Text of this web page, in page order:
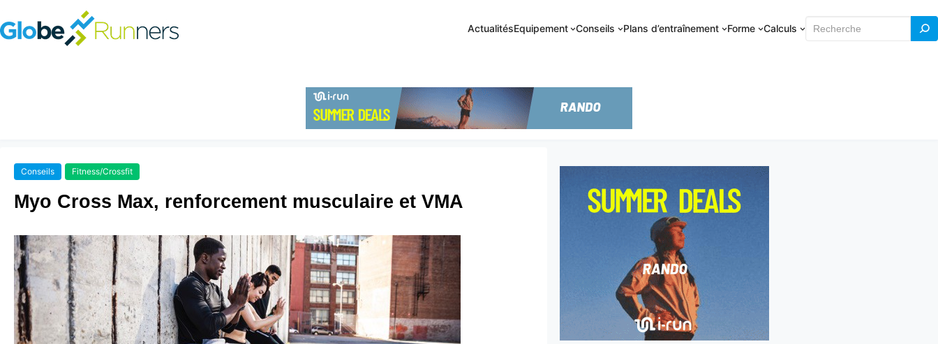
ActualitésEquipement Conseils Plans d’entraînement Forme Calculs Rechercher
Conseils Fitness/Crossfit
Myo Cross Max, renforcement musculaire et VMA